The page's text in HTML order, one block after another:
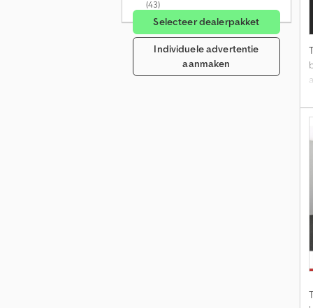
(43)
Selecteer dealerpakket
Individuele advertentie
aanmaken